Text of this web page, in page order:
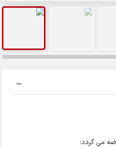
می گردد: